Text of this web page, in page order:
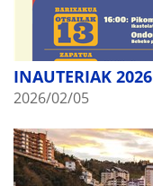
INAUTERIAK 2026
2026/02/05